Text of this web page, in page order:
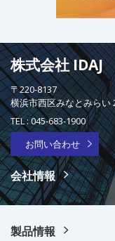
株式会社 IDAJ
〒220-8137
横浜市西区みなとみらい
TEL :045-683-1900
お問い合わせ
会社情報
製品情報